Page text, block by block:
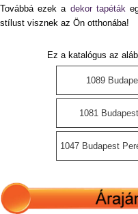
Továbbá ezek a dekor tapéták
stílust visznek az Ön otthonába!
Ez a katalógus az
1089
1081
1047 Budapest